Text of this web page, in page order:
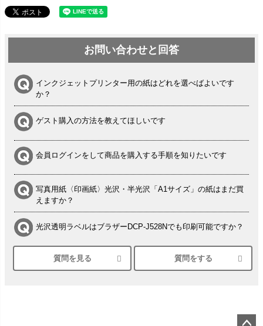
お問い合わせと回答
インクジェットプリンター用の紙はどれを選べばよいです
か？
ゲスト購入の方法を教えてほしいです
会員ログインをして商品を購入する手順を知りたいです
写真用紙〈印画紙〉光沢・半光沢「A1サイズ」の紙はまだ買
えますか？
光沢透明ラベルはブラザーDCP-J528Nでも印刷可能ですか？
シルバーペーパーにEPSON EP-30VAで印刷するときの設定
は？
質問を見る 質問をする